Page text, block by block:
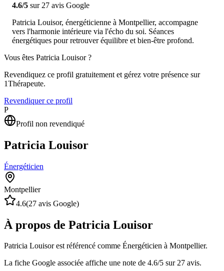
4.6/5 sur 27 avis Google
Patricia Louisor, énergéticienne à Montpellier, accompagne
vers l'harmonie intérieure via l'écho du soi. Séances
énergétiques pour retrouver équilibre et bien-être profond.
Vous êtes Patricia Louisor?
Revendiquez ce profil gratuitement et gérez votre présence sur
1Thérapeute.
Revendiquer ce profil
P
Profil non revendiqué
Patricia Louisor
Énergéticien
Montpellier
4.6(27 avis Google)
À propos de Patricia Louisor
Patricia Louisor est référencé comme Énergéticien à Montpellier.
La fiche Google associée affiche une note de 4.6/5 sur 27 avis.